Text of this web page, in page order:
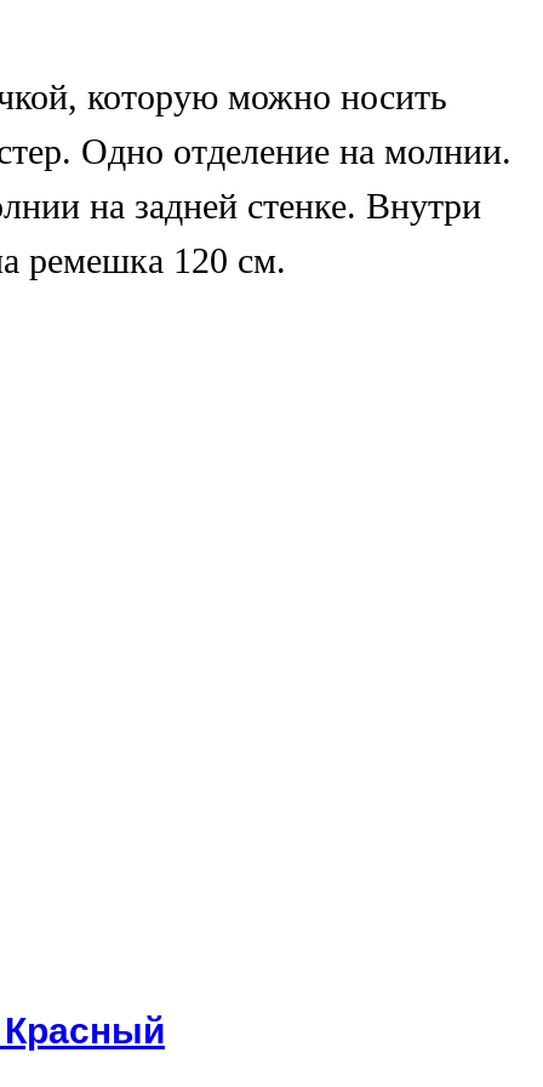
которую можно носить
Одно отделение на молнии.
на задней стенке. Внутри
ремешка 120 см.
Красный